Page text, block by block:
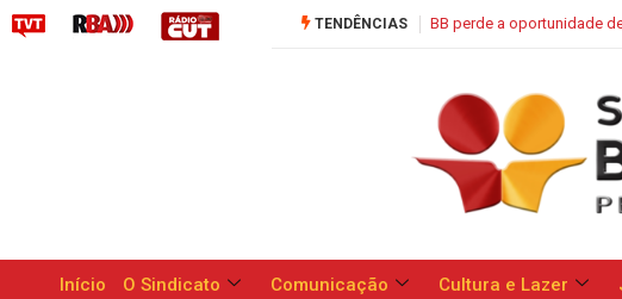
TENDÊNCIAS
a oportunidade de apresentar respostas às reivindicações dos trabalhadores
Início O Sindicato Comunicação Cultura e Lazer